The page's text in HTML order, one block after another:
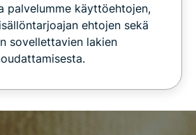
palvelumme käyttöehtojen,
ehtojen sekä
sovellettavien lakien